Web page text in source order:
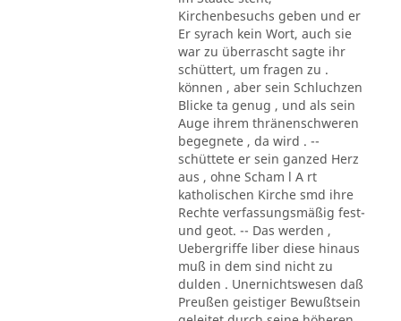
Kirchenbesuchs geben und er
Er syrach kein Wort, auch sie
war zu überrascht sagte ihr
schüttert, um fragen zu .
können , aber sein Schluchzen
Blicke ta genug , und als sein
Auge ihrem thränenschweren
begegnete , da wird . --
schüttete er sein ganzed Herz
aus , ohne Scham l A rt
katholischen Kirche smd ihre
Rechte verfassungsmäßig fest-
und geot. -- Das werden ,
Uebergriffe liber diese hinaus
muß in dem sind nicht zu
dulden . Unernichtswesen daß
Preußen geistiger Bewußtsein